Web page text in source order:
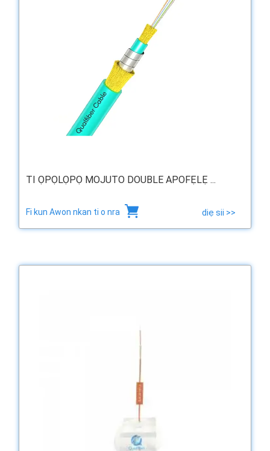
TI ỌPỌLỌPỌ MOJUTO DOUBLE APOFẸLẸ ...
Fi kun Awon nkan ti o nra diẹ sii >>